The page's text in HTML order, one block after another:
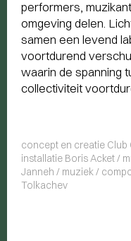
performers,
omgeving delen.
samen een levend
voortdurend
waarin de spanning
collectiviteit
concept en creatie Club
installatie Boris Acket /
Janneh / muziek /
Tolkachev